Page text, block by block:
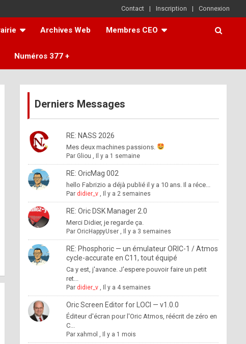
Contact Inscription Connexion
Archives Web Membres CEO
Numéros 377 +
Derniers Messages
RE: NASS 2026
Mes deux machines passions.
Par Gliou , Il y a 1 semaine
RE: OricMag 002
hello Fabrizio a déjà publié il y a 10 ans. Il a réce...
Par didier_v, Il y a 2 semaines
RE: Oric DSK Manager 2.0
Merci Didier, je regarde ça.
Par OricHappyUser, Il y a 3 semaines
RE: Phosphoric — un émulateur ORIC-1 / Atmos
cycle-accurate en C11, tout équipé
Ca y est, j'avance. J'espere pouvoir faire un petit
ret...
Par didier_v, Il y a 4 semaines
Oric Screen Editor for LOCI — v1.0.0
Éditeur d'écran pour l'Oric Atmos, réécrit de zéro en
C...
Par xahmol , Il y a 1 mois